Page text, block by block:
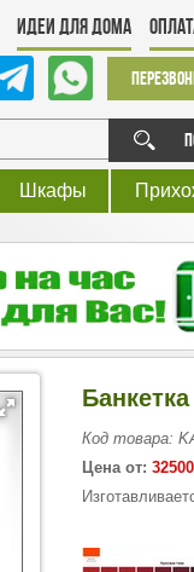
Идеи для дома
Шкафы
Код товара:
Цена от: